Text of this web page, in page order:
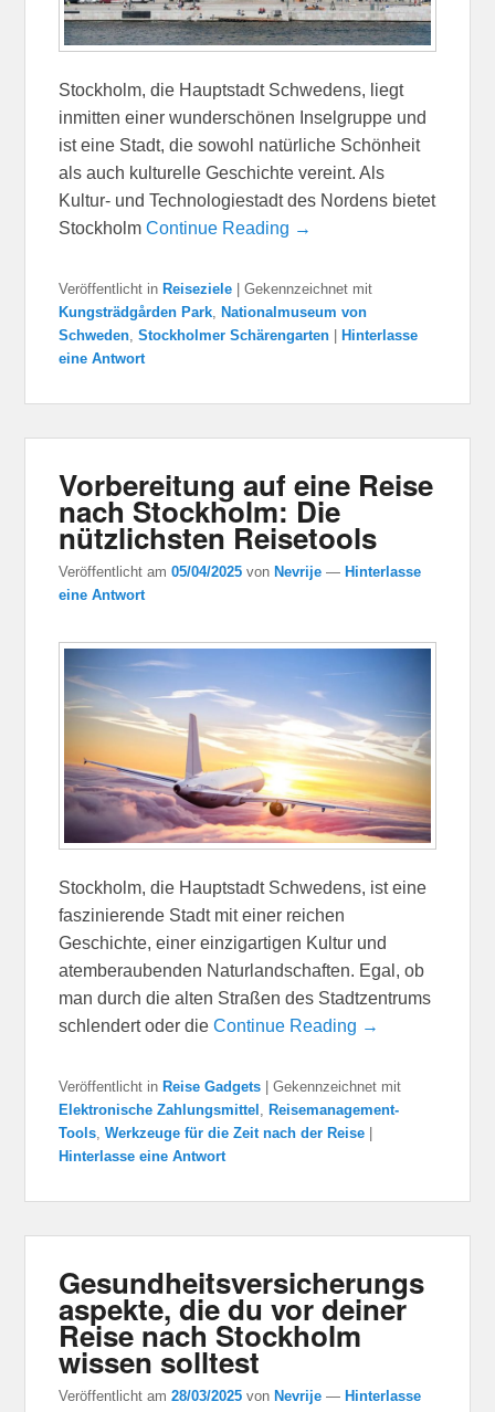
Stockholm, die Hauptstadt Schwedens, liegt
inmitten einer wunderschönen Inselgruppe und
ist eine Stadt, die sowohl natürliche Schönheit
als auch kulturelle Geschichte vereint. Als
Kultur- und Technologiestadt des Nordens bietet
StockholmContinue Reading →
Veröffentlicht in Reiseziele |Gekennzeichnet mit
Kungsträdgården Park, Nationalmuseum von
Schweden,Stockholmer Schärengarten
Hinterlasse
eine Antwort
Vorbereitung auf eine Reise
nach Stockholm: Die
nützlichsten Reisetools
Veröffentlicht am05/04/2025 von Nevrije — Hinterlasse
eine Antwort
Stockholm, die Hauptstadt Schwedens, ist eine
faszinierende Stadt mit einer reichen
Geschichte, einer einzigartigen Kultur und
atemberaubenden Naturlandschaften. Egal, ob
man durch die alten Straßen des Stadtzentrums
schlendert oder dieContinue Reading →
Veröffentlicht in Reise Gadgets |Gekennzeichnet mit
Elektronische Zahlungsmittel , Reisemanagement-
Tools,Werkzeuge für die Zeit nach der Reise
Hinterlasse eine Antwort
Gesundheitsversicherungs
aspekte, die du vor deiner
Reise nach Stockholm
wissen solltest
Veröffentlicht am28/03/2025 von Nevrije — Hinterlasse